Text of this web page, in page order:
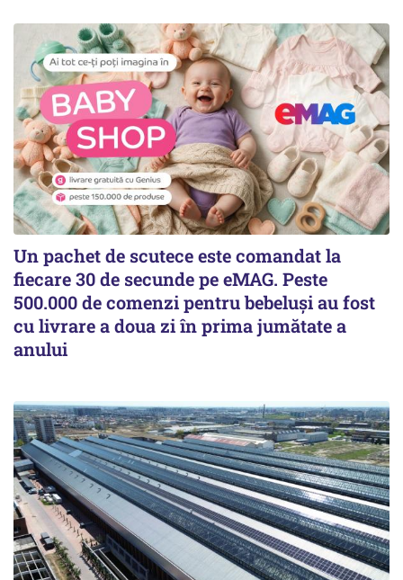
Un pachet de scutece este comandat la
fiecare 30 de secunde pe eMAG. Peste
500.000 de comenzi pentru bebeluși au fost
cu livrare a doua zi în prima jumătate a
anului